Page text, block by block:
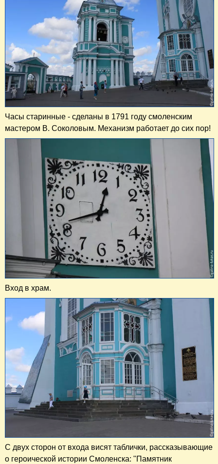
Часы старинные - сделаны в 1791 году смоленским
мастером В. Соколовым. Механизм работает до сих пор!
Вход в храм.
С двух сторон от входа висят таблички, рассказывающие
о героической истории Смоленска: "Памятник